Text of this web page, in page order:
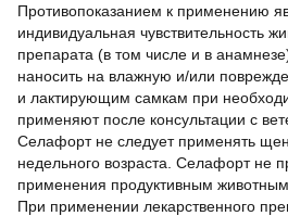
Противопоказанием к применению
индивидуальная чувствительность
препарата (в том числе и в
наносить на влажную и/или
и лактирующим самкам при
применяют после консультации с
Селафорт не следует применять
недельного возраста. Селафорт не
применения продуктивным
При применении лекарственного